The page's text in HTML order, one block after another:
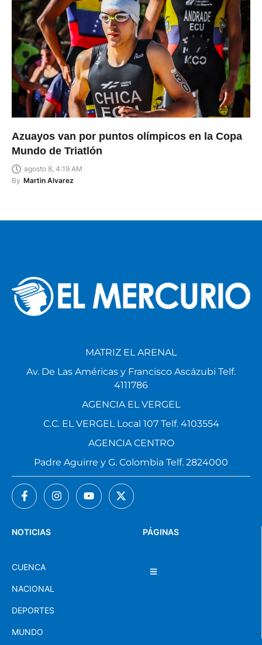
Azuayos van por puntos olímpicos en la Copa
Mundo de Triatlón
agosto 8, 4:19 AM
By Martin Alvarez
PÁGINAS
NOTICIAS
CUENCA
NACIONAL
DEPORTES
MUNDO
MATRIZ EL ARENAL
Av. De Las Américas y Francisco Ascázubi Telf.
4111786
AGENCIA EL VERGEL
C.C. EL VERGEL Local 107 Telf. 4103554
AGENCIA CENTRO
Padre Aguirre y G. Colombia Telf. 2824000